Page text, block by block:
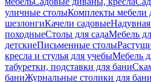
уличные столыКомплекты мебели
шезлонгиКачели садовые
походныеСтолы для садаМебель
детскиеПисьменные столы
кресла и стулья для учебыМебель
табуретки, подставки для бани
баниЖурнальные столики для бани